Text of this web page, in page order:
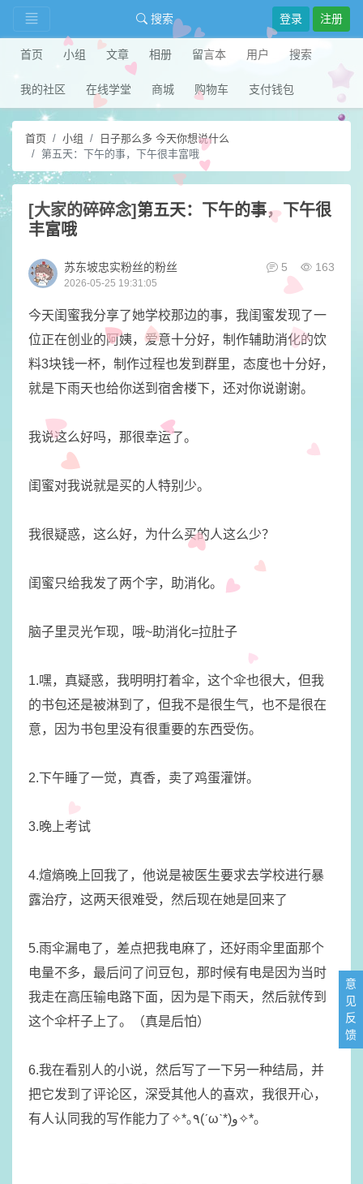
搜索 登录 注册
首页 小组 文章 相册 留言本 用户 搜索
我的社区 在线学堂 商城 购物车 支付钱包
首页 小组
日子那么多 今天你想说什么
第五天：下午的事，下午很丰富哦
[大家的碎碎念]第五天：下午的事，下午很
丰富哦
苏东坡忠实粉丝的粉丝
2026-05-25 19:31:05
5 163
今天闺蜜我分享了她学校那边的事，我闺蜜发现了一
位正在创业的阿姨，爱意十分好，制作辅助消化的饮
料3块钱一杯，制作过程也发到群里，态度也十分好，
就是下雨天也给你送到宿舍楼下，还对你说谢谢。
我说这么好吗，那很幸运了。
闺蜜对我说就是买的人特别少。
我很疑惑，这么好，为什么买的人这么少？
闺蜜只给我发了两个字，助消化。
脑子里灵光乍现，哦~助消化=拉肚子
1.嘿，真疑惑，我明明打着伞，这个伞也很大，但我
的书包还是被淋到了，但我不是很生气，也不是很在
意，因为书包里没有很重要的东西受伤。
2.下午睡了一觉，真香，卖了鸡蛋灌饼。
3.晚上考试
4.煊熵晚上回我了，他说是被医生要求去学校进行暴
露治疗，这两天很难受，然后现在她是回来了
5.雨伞漏电了，差点把我电麻了，还好雨伞里面那个
电量不多，最后问了问豆包，那时候有电是因为当时
我走在高压输电路下面，因为是下雨天，然后就传到
这个伞杆子上了。（真是后怕）
6.我在看别人的小说，然后写了一下另一种结局，并
把它发到了评论区，深受其他人的喜欢，我很开心，
有人认同我的写作能力了✧*｡٩(ˊωˋ*)و✧*｡
意
见
反
馈